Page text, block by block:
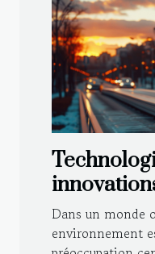
un avenir
Dans un monde
environnement